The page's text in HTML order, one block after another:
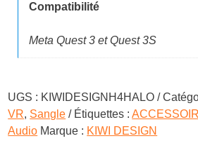
Compatibilité
Meta Quest 3 et Quest 3S
UGS : KIWIDESIGNH4HALO
VR, Sangle Étiquettes :
Audio Marque : KIWI DESIGN